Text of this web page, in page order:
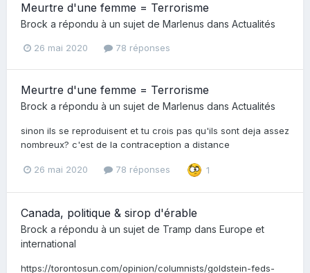
Meurtre d'une femme = Terrorisme
Brock a répondu à un sujet de Marlenus dans Actualités
26 mai 2020 78 réponses
Meurtre d'une femme = Terrorisme
Brock a répondu à un sujet de Marlenus dans Actualités
sinon ils se reproduisent et tu crois pas qu'ils sont deja assez
nombreux? c'est de la contraception a distance
26 mai 2020 78 réponses 1
Canada, politique & sirop d'érable
Brock a répondu à un sujet de Tramp dans Europe et
international
https://torontosun.com/opinion/columnists/goldstein-feds-